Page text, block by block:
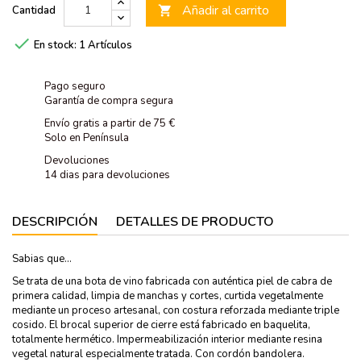
Cantidad  Añadir al carrito
 En stock: 1 Artículos
Pago seguro
Garantía de compra segura
Envío gratis a partir de 75 €
Solo en Península
Devoluciones
14 dias para devoluciones
DESCRIPCIÓN DETALLES DE PRODUCTO
Sabias que...
Se trata de una bota de vino fabricada con auténtica piel de cabra de
primera calidad, limpia de manchas y cortes, curtida vegetalmente
mediante un proceso artesanal, con costura reforzada mediante triple
cosido. El brocal superior de cierre está fabricado en baquelita,
totalmente hermético. Impermeabilización interior mediante resina
vegetal natural especialmente tratada. Con cordón bandolera.